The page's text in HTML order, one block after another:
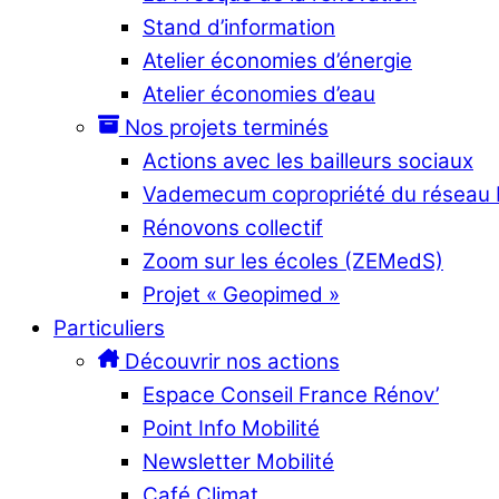
Stand d’information
Atelier économies d’énergie
Atelier économies d’eau
Nos projets terminés
Actions avec les bailleurs sociaux
Vademecum copropriété du réseau
Rénovons collectif
Zoom sur les écoles (ZEMedS)
Projet « Geopimed »
Particuliers
Découvrir nos actions
Espace Conseil France Rénov’
Point Info Mobilité
Newsletter Mobilité